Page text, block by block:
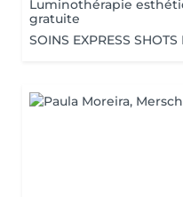
Luminothérapie
gratuite
SOINS EXPRESS